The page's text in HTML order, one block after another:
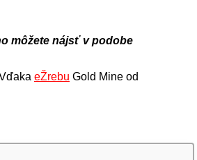
môžete nájsť v podobe
eŽrebu Gold Mine od